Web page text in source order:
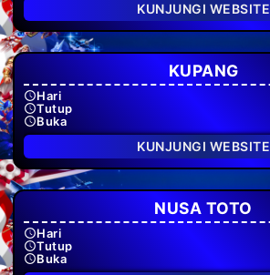
KUNJUNGI WEBSITE
KUPANG
Hari
Tutup
Buka
KUNJUNGI WEBSITE
NUSA TOTO
Hari
Tutup
Buka